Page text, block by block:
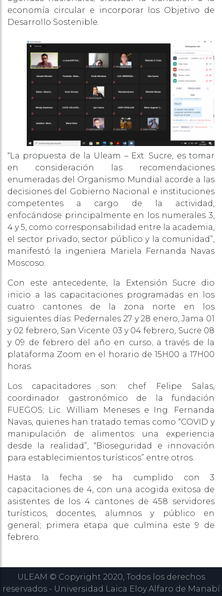
economía circular e incorporar los Objetivo de
Desarrollo Sostenible.
“La propuesta de la Uleam – Ext. Sucre, es tomar
en consideración las recomendaciones
enumeradas del Organismo Mundial acorde a las
decisiones del Gobierno Nacional e instituciones
competentes a cargo de la actividad,
enfocándose principalmente en los numerales 3,
4 y 5, como corresponsabilidad entre la academia,
el sector privado, sector público y la comunidad”,
manifestó la ingeniera Mariela Fernanda Navas
Moscoso.
Con este antecedente, la Extensión Sucre dio
inicio a las capacitaciones programadas en los
cuatro cantones de la zona norte en los
siguientes días: Pedernales 27 y 28 enero, Jama 01
y 02 febrero, San Vicente 03 y 04 febrero, Sucre 08
y 09 de febrero del año en curso; a través de la
plataforma Zoom en el horario de 15H00 a 17H00
horas.
Los capacitadores son: chef Felipe Salas,
coordinador gastronómico de la fundación
FUEGOS; Lic. William Meneses e Ing. Fernanda
Navas, quienes han tratado temas como “COVID y
manipulación de alimentos: una experiencia
desde la realidad”, “Bioseguridad e innovación
para establecimientos turísticos” entre otros.
Hasta la fecha se ha cumplido con 3
capacitaciones de 4, con una acogida exitosa de
asistentes de los 4 cantones de 458 servidores
turísticos, docentes, alumnos y público en
general; primera etapa que culmina este 9 de
febrero.
ULEAM © Copyright 2020, Todos los derechos
reservados - Universidad Laica Eloy Alfaro de Manabí